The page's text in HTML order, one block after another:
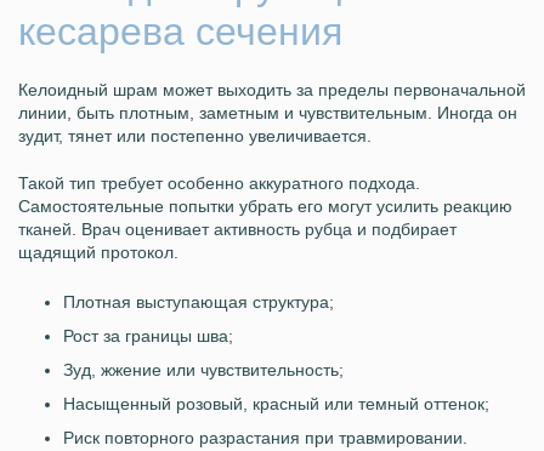
кесарева сечения
Келоидный шрам может выходить за пределы первоначальной
линии, быть плотным, заметным и чувствительным. Иногда он
зудит, тянет или постепенно увеличивается.
Такой тип требует особенно аккуратного подхода.
Самостоятельные попытки убрать его могут усилить реакцию
тканей. Врач оценивает активность рубца и подбирает
щадящий протокол.
Плотная выступающая структура;
Рост за границы шва;
Зуд, жжение или чувствительность;
Насыщенный розовый, красный или темный оттенок;
Риск повторного разрастания при травмировании.